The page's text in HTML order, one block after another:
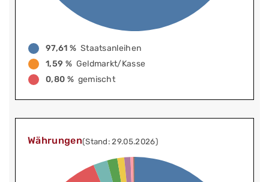
97,61 % Staatsanleihen
1,59 % Geldmarkt/Kasse
0,80 % gemischt
Währungen(Stand: 29.05.2026)